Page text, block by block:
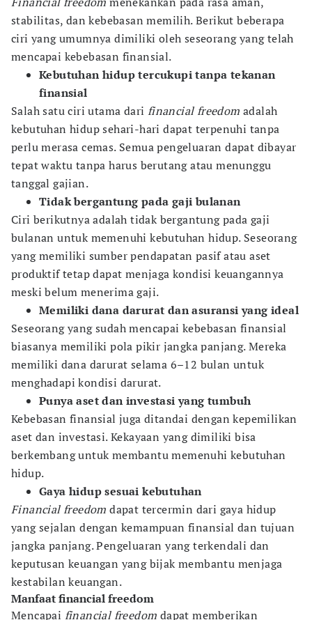
stabilitas, dan kebebasan memilih. Berikut beberapa
ciri yang umumnya dimiliki oleh seseorang yang telah
mencapai kebebasan finansial.
Kebutuhan hidup tercukupi tanpa tekanan
finansial
Salah satu ciri utama dari financial freedomadalah
kebutuhan hidup sehari-hari dapat terpenuhi tanpa
perlu merasa cemas. Semua pengeluaran dapat dibayar
tepat waktu tanpa harus berutang atau menunggu
tanggal gajian.
Tidak bergantung pada gaji bulanan
Ciri berikutnya adalah tidak bergantung pada gaji
bulanan untuk memenuhi kebutuhan hidup. Seseorang
yang memiliki sumber pendapatan pasif atau aset
produktif tetap dapat menjaga kondisi keuangannya
meski belum menerima gaji.
Memiliki dana darurat dan asuransi yang ideal
Seseorang yang sudah mencapai kebebasan finansial
biasanya memiliki pola pikir jangka panjang. Mereka
memiliki dana darurat selama 6–12 bulan untuk
menghadapi kondisi darurat.
Punya aset dan investasi yang tumbuh
Kebebasan finansial juga ditandai dengan kepemilikan
aset dan investasi. Kekayaan yang dimiliki bisa
berkembang untuk membantu memenuhi kebutuhan
hidup.
Gaya hidup sesuai kebutuhan
Financial freedomdapat tercermin dari gaya hidup
yang sejalan dengan kemampuan finansial dan tujuan
jangka panjang. Pengeluaran yang terkendali dan
keputusan keuangan yang bijak membantu menjaga
kestabilan keuangan.
Manfaat financial freedom
Mencapai financial freedom dapat memberikan